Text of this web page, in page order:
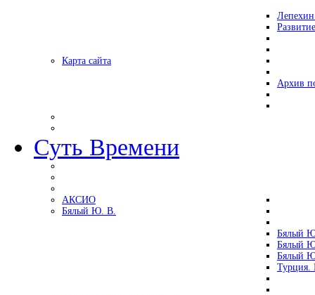
Карта сайта
Архив
Суть Времени
АКСИО
Бялый Ю. В.
Бялый
Бялый
Бялый
Турция.